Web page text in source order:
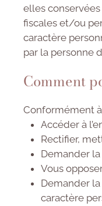
elles
fiscales et/ou
caractère
par la personne
Comment
Conformément
Accéder à
Rectifier,
Demander
Vous
Demander
caractère